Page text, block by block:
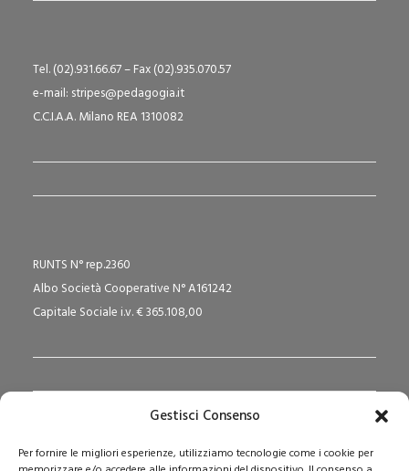
Gestisci Consenso
Per fornire le migliori esperienze, utilizziamo tecnologie come i cookie per
Tel. (02).931.66.67 – Fax (02).935.070.57
e-mail: stripes@pedagogia.it
C.C.I.A.A. Milano REA 1310082
RUNTS N° rep.2360
Albo Società Cooperative N° A161242
Capitale Sociale i.v. € 365.108,00
Via San Domenico Savio, 6 – 20017 Rho (MI)